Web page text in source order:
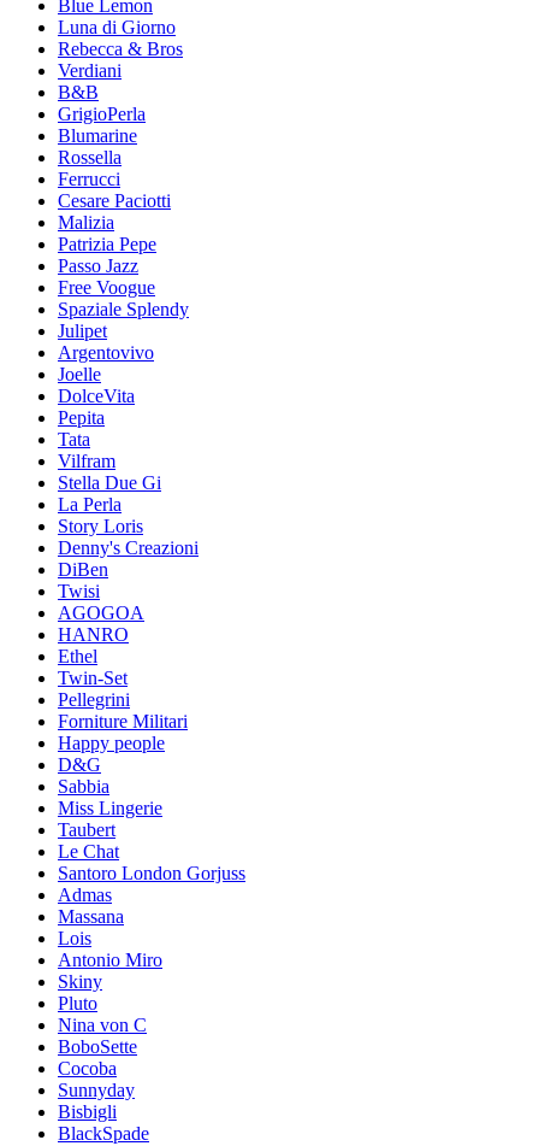
Blue Lemon
Luna di Giorno
Rebecca & Bros
Verdiani
B&B
GrigioPerla
Blumarine
Rossella
Ferrucci
Cesare Paciotti
Malizia
Patrizia Pepe
Passo Jazz
Free Voogue
Spaziale Splendy
Julipet
Argentovivo
Joelle
DolceVita
Pepita
Tata
Vilfram
Stella Due Gi
La Perla
Story Loris
Denny's Creazioni
DiBen
Twisi
AGOGOA
HANRO
Ethel
Twin-Set
Pellegrini
Forniture Militari
Happy people
D&G
Sabbia
Miss Lingerie
Taubert
Le Chat
Santoro London Gorjuss
Admas
Massana
Lois
Antonio Miro
Skiny
Pluto
Nina von C
BoboSette
Cocoba
Sunnyday
Bisbigli
BlackSpade